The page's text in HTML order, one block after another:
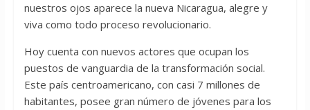
nuestros ojos aparece la nueva Nicaragua, alegre y
viva como todo proceso revolucionario.
Hoy cuenta con nuevos actores que ocupan los
puestos de vanguardia de la transformación social.
Este país centroamericano, con casi 7 millones de
habitantes, posee gran número de jóvenes para los